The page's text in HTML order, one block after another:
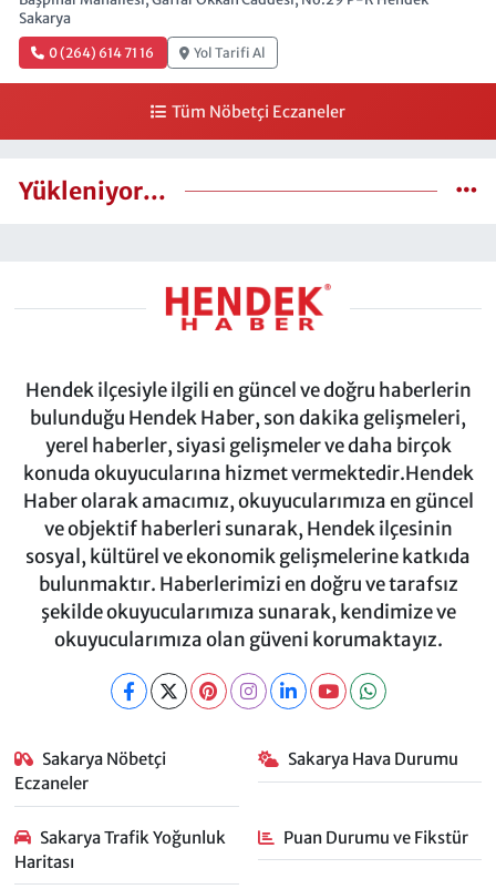
Sakarya
0 (264) 614 71 16 Yol Tarifi Al
Tüm Nöbetçi Eczaneler
Yükleniyor...
Hendek ilçesiyle ilgili en güncel ve doğru haberlerin
bulunduğu Hendek Haber, son dakika gelişmeleri,
yerel haberler, siyasi gelişmeler ve daha birçok
konuda okuyucularına hizmet vermektedir.Hendek
Haber olarak amacımız, okuyucularımıza en güncel
ve objektif haberleri sunarak, Hendek ilçesinin
sosyal, kültürel ve ekonomik gelişmelerine katkıda
bulunmaktır. Haberlerimizi en doğru ve tarafsız
şekilde okuyucularımıza sunarak, kendimize ve
okuyucularımıza olan güveni korumaktayız.
Sakarya Nöbetçi
Eczaneler
Sakarya Hava Durumu
Sakarya Trafik Yoğunluk
Haritası
Puan Durumu ve Fikstür